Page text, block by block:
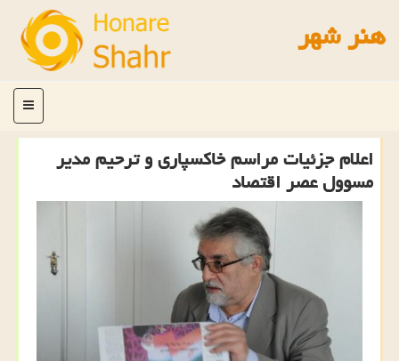
هنر شهر
منو
اعلام جزئیات مراسم خاكسپاری و ترحیم مدیر
مسوول عصر اقتصاد